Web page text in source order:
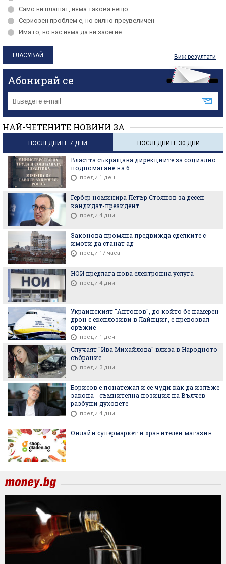
Само ни плашат, няма такова нещо
Сериозен проблем е, но силно преувеличен
Има го, но нас няма да ни засегне
Виж резултати
Абонирай се
НАЙ-ЧЕТЕНИТЕ НОВИНИ ЗА
ПОСЛЕДНИТЕ 7 ДНИ ПОСЛЕДНИТЕ 30 ДНИ
Властта съкращава дирекциите за социално
подпомагане на 6
преди 1 ден
Гербер номинира Петър Стоянов за десен
кандидат-президент
преди 4 дни
Законова промяна предвижда сделките с
имоти да станат ад
преди 17 часа
НОИ предлага нова електронна услуга
преди 4 дни
Украинският "Антонов", до който бе намерен
дрон с експлозиви в Лайпциг, е превозвал
оръжие
преди 1 ден
Случаят "Ива Михайлова" влиза в Народното
събрание
преди 3 дни
Борисов е понатежал и се чуди как да излъже
закона - съмнителна позиция на Вълчев
разбуни духовете
преди 4 дни
Онлайн супермаркет и хранителен магазин